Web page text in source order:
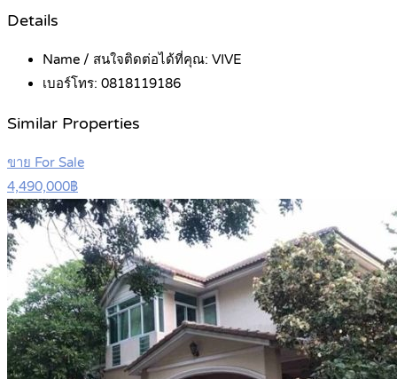
Details
Name / สนใจติดต่อได้ที่คุณ: VIVE
เบอร์โทร: 0818119186
Similar Properties
ขาย For Sale
4,490,000฿